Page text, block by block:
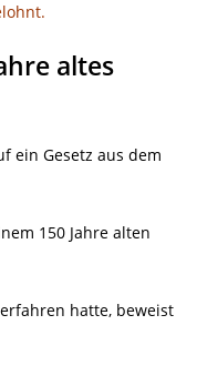
altes
ein Gesetz aus dem
150 Jahre alten
erfahren hatte, beweist